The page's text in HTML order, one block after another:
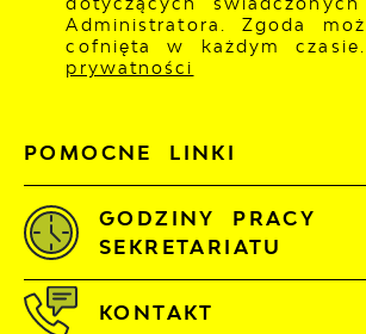
POMOCNE LINKI
Administratora. Zgoda
cofnięta w każdym
prywatności
GODZINY PRACY
SEKRETARIATU
KONTAKT